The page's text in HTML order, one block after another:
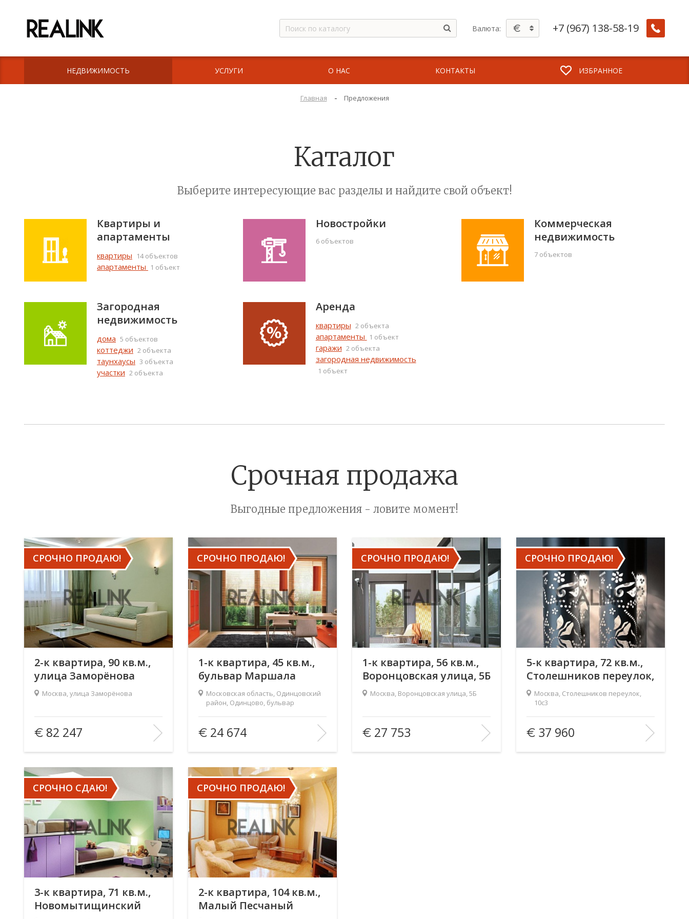
Валюта: +7 (967) 138-58-19
НЕДВИЖИМОСТЬ УСЛУГИ О НАС КОНТАКТЫ ИЗБРАННОЕ
Главная - Предложения
Каталог
Выберите интересующие вас разделы и найдите свой объект!
Квартиры и
апартаменты
квартиры 14 объектов
апартаменты 1 объект
Новостройки
6 объектов
Коммерческая
недвижимость
7 объектов
Загородная
недвижимость
дома 5 объектов
коттеджи 2 объекта
таунхаусы 3 объекта
участки 2 объекта
Аренда
квартиры 2 объекта
апартаменты 1 объект
гаражи 2 объекта
загородная недвижимость
1 объект
Срочная продажа
Выгодные предложения - ловите момент!
СРОЧНО ПРОДАЮ!
2-к квартира, 90 кв.м.,
улица Заморёнова
Москва, улица Заморёнова
Площадь(общ. /жил. /кухня),
м2:
90/—/—
В ИЗБРАННОЕ
82 247
СРОЧНО ПРОДАЮ!
1-к квартира, 45 кв.м.,
бульвар Маршала
Крылова, 27
Московская область, Одинцовский
район, Одинцово, бульвар
Площадь(общ. /жил. /кухня),
м2:
45/25/18
В ИЗБРАННОЕ
24 674
СРОЧНО ПРОДАЮ!
1-к квартира, 56 кв.м.,
Воронцовская улица, 5Б
Москва, Воронцовская улица, 5Б
Площадь(общ. /жил. /кухня),
м2:
56/—/11
27 753
СРОЧНО ПРОДАЮ!
5-к квартира, 72 кв.м.,
Столешников переулок,
10с3
Москва, Столешников переулок,
10с3
Площадь(общ. /жил. /кухня),
м2:
72/—/8
37 960
СРОЧНО СДАЮ!
3-к квартира, 71 кв.м.,
Новомытищинский
СРОЧНО ПРОДАЮ!
2-к квартира, 104 кв.м.,
Малый Песчаный